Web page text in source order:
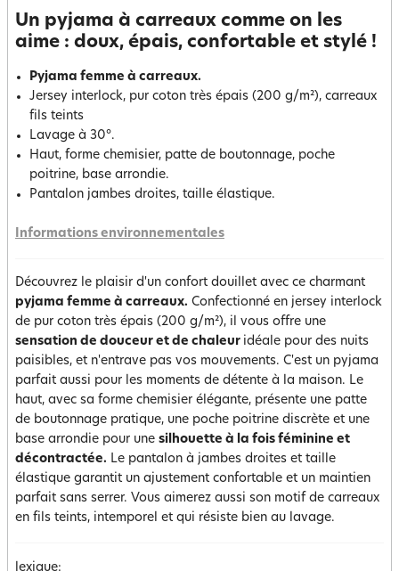
Un pyjama à carreaux comme on les
aime : doux, épais, confortable et stylé !
Pyjama femme à carreaux.
Jersey interlock, pur coton très épais (200 g/m²), carreaux
fils teints
Lavage à 30°.
Haut, forme chemisier, patte de boutonnage, poche
poitrine, base arrondie.
Pantalon jambes droites, taille élastique.
Informations environnementales
Découvrez le plaisir d'un confort douillet avec ce charmant
pyjama femme à carreaux. Confectionné en jersey interlock
de pur coton très épais (200 g/m²), il vous offre une
sensation de douceur et de chaleur idéale pour des nuits
paisibles, et n'entrave pas vos mouvements. C'est un pyjama
parfait aussi pour les moments de détente à la maison. Le
haut, avec sa forme chemisier élégante, présente une patte
de boutonnage pratique, une poche poitrine discrète et une
base arrondie pour une silhouette à la fois féminine et
décontractée. Le pantalon à jambes droites et taille
élastique garantit un ajustement confortable et un maintien
parfait sans serrer. Vous aimerez aussi son motif de carreaux
en fils teints, intemporel et qui résiste bien au lavage.
lexique: